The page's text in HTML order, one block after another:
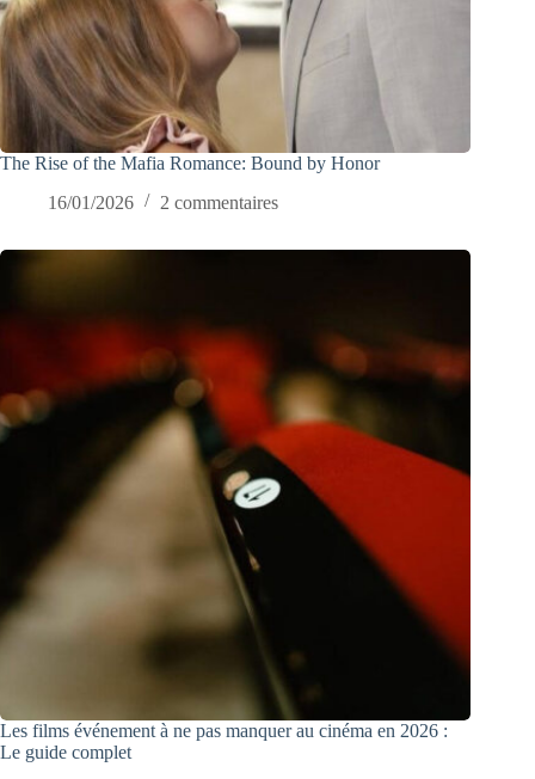
The Rise of the Mafia Romance: Bound by Honor
16/01/2026
2 commentaires
Les films événement à ne pas manquer au cinéma en 2026 :
Le guide complet